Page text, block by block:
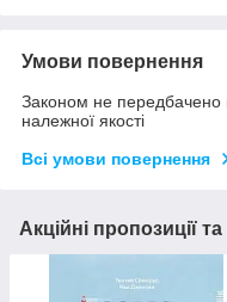
Умови повернення
Законом не передбачено
належної якості
Всі умови повернення
Акційні пропозиції